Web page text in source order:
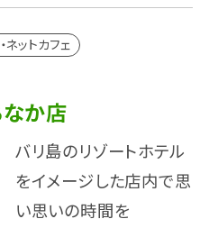
ネットカフェ
か店
バリ島のリゾートホテル
をイメージした店内で思
い思いの時間を